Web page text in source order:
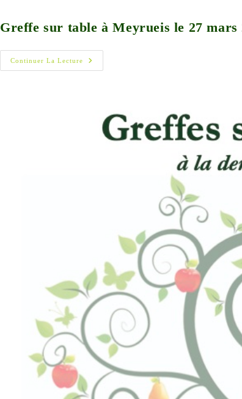
Greffe sur table à Meyrueis le 27 mars
Continuer La Lecture
Greffe
Sur